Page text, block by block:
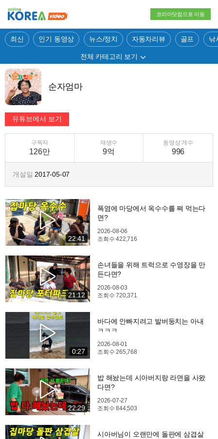
코리아닷컴으로 이동
최신 인기 동영상 뉴스/정치 자동차리뷰 골프 낚
전체 카테고리 보기
순자엄마
구독자
126만
재생수
9억
동영상 개수
996
개설일 2017-05-07
22:41
폭염에 마당에서 옥수수를 쪄 먹는다
면?
2026-08-06
조회수422,716
21:12
손녀들을 위해 트럭으로 수영장을 만
든다면?
2026-08-03
조회수720,371
0:27
바다에 안빠지려고 발버둥치는 아내
ㅋㅋㅋ
2026-08-01
조회수265,768
22:29
밥 해놨는데 시아버지랑 라면을 사왔
다면?
2026-07-27
조회수844,503
시아버님이 오랜만에 돌판에 삼겹살